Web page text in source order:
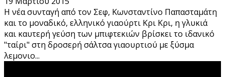
Η νέα συνταγή από τον Σεφ, Κωνσταντίνο Παπασταμάτη
και το μοναδικό, ελληνικό γιαούρτι Κρι Κρι, η γλυκιά
και καυτερή γεύση των μπιφτεκιών βρίσκει το ιδανικό
"ταίρι" στη δροσερή σάλτσα γιαουρτιού με ξύσμα
λεμονιο...